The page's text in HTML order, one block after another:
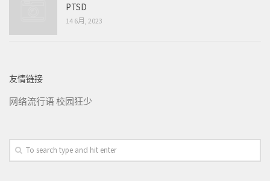
PTSD
14 6月, 2023
友情链接
网络流行语校园狂少